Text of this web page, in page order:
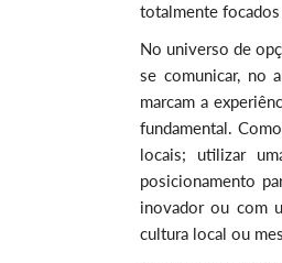
totalmente
No universo de
se comunicar, no
marcam a
fundamental.
locais; utilizar
posicionamento
inovador ou com
cultura local ou